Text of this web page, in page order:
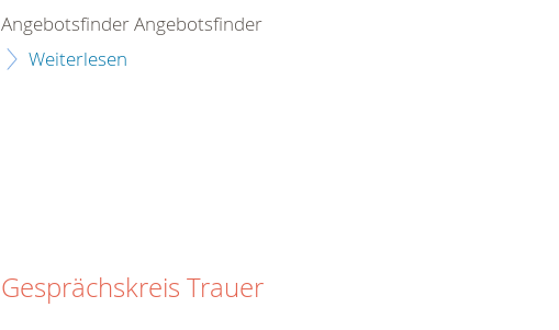
Angebotsfinder Angebotsfinder
Weiterlesen
Gesprächskreis Trauer